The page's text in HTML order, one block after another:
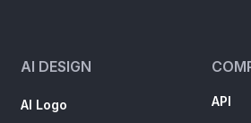
AI DESIGN
AI Logo
API